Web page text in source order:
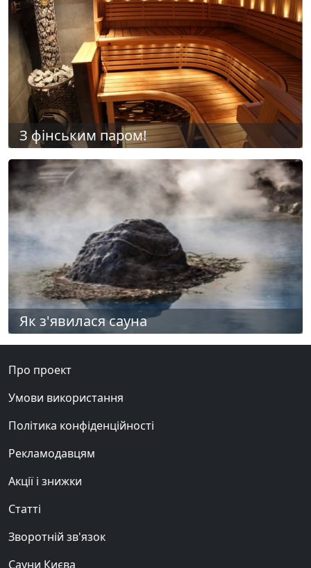
З фінським паром!
Як з'явилася сауна
Про проект
Умови використання
Політика конфіденційності
Рекламодавцям
Акції і знижки
Статті
Зворотній зв'язок
Сауни Києва